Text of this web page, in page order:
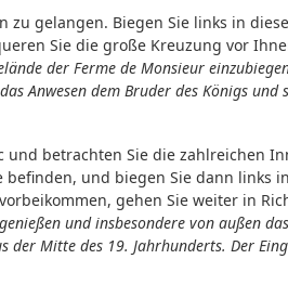
zu gelangen. Biegen Sie links in
Sie die große Kreuzung vor
der Ferme de Monsieur
Anwesen dem Bruder des Königs und
und betrachten Sie die zahlreichen
und biegen Sie dann links
gehen Sie weiter in
und insbesondere von außen
Mitte des 19. Jahrhunderts. Der